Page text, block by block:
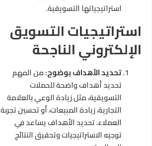
استراتيجياتها التسويقية.
استراتيجيات التسويق
الإلكتروني الناجحة
تحديد الأهداف بوضوح:من المهم
تحديد أهداف واضحة للحملات
التسويقية، مثل زيادة الوعي بالعلامة
التجارية، زيادة المبيعات، أو تحسين تجربة
العملاء. تحديد الأهداف يساعد في
توجيه الاستراتيجيات وتحقيق النتائج